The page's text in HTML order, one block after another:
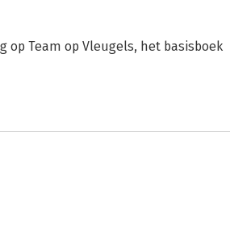
op Team op Vleugels, het basisboek